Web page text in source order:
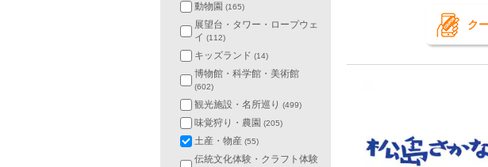
ク
動物園 (165)
展望台・タワー・ロープウェ
イ (112)
キッズランド (14)
博物館・科学館・美術館
(602)
観光施設・名所巡り (499)
味覚狩り・農園 (205)
土産・物産 (55)
伝統文化体験・クラフト体験